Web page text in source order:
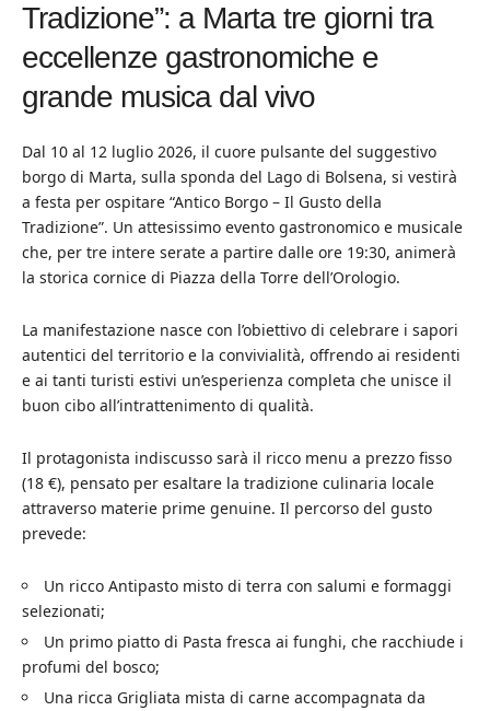
Tradizione”: a Marta tre giorni tra
eccellenze gastronomiche e
grande musica dal vivo
Dal 10 al 12 luglio 2026, il cuore pulsante del suggestivo
borgo di Marta, sulla sponda del Lago di Bolsena, si vestirà
a festa per ospitare “Antico Borgo – Il Gusto della
Tradizione”. Un attesissimo evento gastronomico e musicale
che, per tre intere serate a partire dalle ore 19:30, animerà
la storica cornice di Piazza della Torre dell’Orologio.
La manifestazione nasce con l’obiettivo di celebrare i sapori
autentici del territorio e la convivialità, offrendo ai residenti
e ai tanti turisti estivi un’esperienza completa che unisce il
buon cibo all’intrattenimento di qualità.
Il protagonista indiscusso sarà il ricco menu a prezzo fisso
(18 €), pensato per esaltare la tradizione culinaria locale
attraverso materie prime genuine. Il percorso del gusto
prevede:
Un ricco Antipasto misto di terra con salumi e formaggi
selezionati;
Un primo piatto di Pasta fresca ai funghi, che racchiude i
profumi del bosco;
Una ricca Grigliata mista di carne accompagnata da